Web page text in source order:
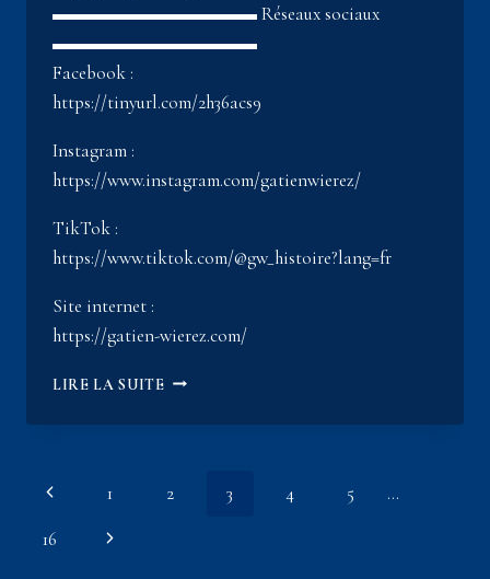
▬▬▬▬▬▬▬▬▬▬▬ Réseaux sociaux
▬▬▬▬▬▬▬▬▬▬▬
Facebook :
https://tinyurl.com/2h36acs9
Instagram :
https://www.instagram.com/gatienwierez/
TikTok :
https://www.tiktok.com/@gw_histoire?lang=fr
Site internet :
https://gatien-wierez.com/
LIRE LA SUITEVERSAILLES,
GOUFFRE
VRAI
Navigation
de
Page
précédente
1 2 3 4 5
…
16
Page